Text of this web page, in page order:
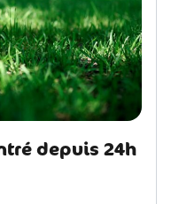
depuis 24h